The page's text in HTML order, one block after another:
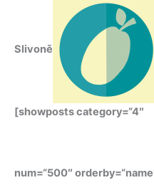
Slivoně
[showposts category=“4″
num=“500″